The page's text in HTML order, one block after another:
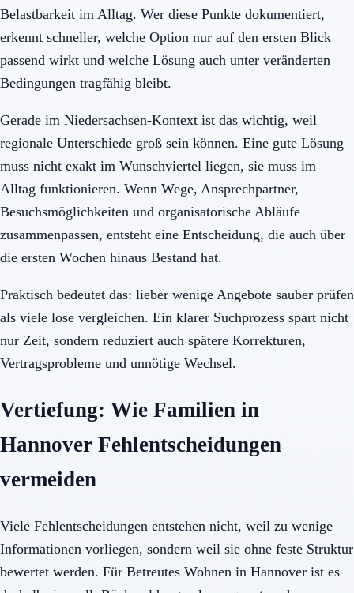
Belastbarkeit im Alltag. Wer diese Punkte dokumentiert,
erkennt schneller, welche Option nur auf den ersten Blick
passend wirkt und welche Lösung auch unter veränderten
Bedingungen tragfähig bleibt.
Gerade im Niedersachsen-Kontext ist das wichtig, weil
regionale Unterschiede groß sein können. Eine gute Lösung
muss nicht exakt im Wunschviertel liegen, sie muss im
Alltag funktionieren. Wenn Wege, Ansprechpartner,
Besuchsmöglichkeiten und organisatorische Abläufe
zusammenpassen, entsteht eine Entscheidung, die auch über
die ersten Wochen hinaus Bestand hat.
Praktisch bedeutet das: lieber wenige Angebote sauber prüfen
als viele lose vergleichen. Ein klarer Suchprozess spart nicht
nur Zeit, sondern reduziert auch spätere Korrekturen,
Vertragsprobleme und unnötige Wechsel.
Vertiefung: Wie Familien in
Hannover Fehlentscheidungen
vermeiden
Viele Fehlentscheidungen entstehen nicht, weil zu wenige
Informationen vorliegen, sondern weil sie ohne feste Struktur
bewertet werden. Für Betreutes Wohnen in Hannover ist es